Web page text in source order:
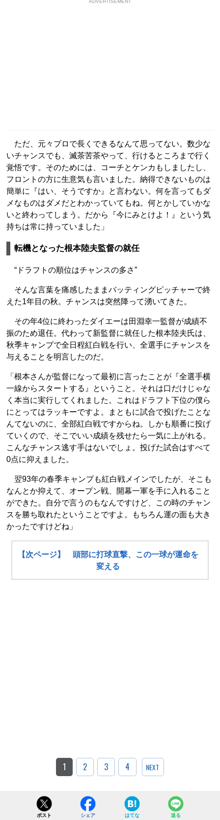
ADVERTISEMENT
ただ、元々プロで長くできるなんて思ってない。数少な
いチャンスでも、滅茶苦茶やって、行けるところまで行く
覚悟です。そのためには、コーチとケンカもしましたし、
フロントの方に生意気も言いました。納得できないものは
簡単に『はい、そうですか』と言わない。何を言ってもダ
メなものはダメだとわかっていてもね。何とかしていかな
いと終わってしまう。だから『今にみとけよ！』という気
持ちは常に持っていました」
転機となった根本陸夫監督の就任
“ドラフトの順位はチャンスの多さ”
そんな言葉を痛感したままバッティングピッチャーで終
えた1年目の秋。チャンスは突然降って湧いてきた。
その年4位に終わったダイエーは田淵幸一監督が成績不
振のため退任。代わって新監督に就任した根本陸夫氏は、
秋季キャンプで全日程紅白戦を行い、全選手にチャンスを
与えることを明言したのだ。
「根本さんが監督になって最初に言ったことが『全選手横
一線からスタートする』ということ。それは口だけじゃな
く本当に実行してくれました。これはドラフト下位の僕ら
にとってはラッキーですよ。まともに試合で投げたことな
んてないのに、全部紅白戦ですからね。しかも順番に投げ
ていくので、そこでいい成績を残せたら一気に上がれる。
こんなチャンス逃す手はないでしょ。投げた試合はすべて
0点に抑えました。
翌93年の春季キャンプも紅白戦メインでしたが、そこも
なんとか抑えて、オープン戦、開幕一軍を手に入れること
ができた。自分で言うのもなんですけど、この時のチャン
スを勝ち取れたということですよ。もちろん運の面も大き
かったですけどね」
【次ページ】 頭部に打球直撃、この一球が運命を
変える
1 2 3 4 NEXT
ポスト シェア はてな 送る